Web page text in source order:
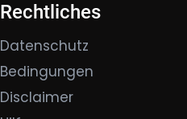
Rechtliches
Datenschutz
Bedingungen
Disclaimer